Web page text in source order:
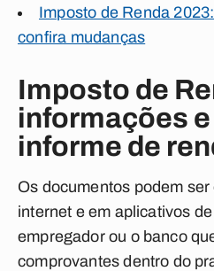
Imposto de Renda
confira mudanças
Imposto de
informações
informe de
Os documentos podem
internet e em aplicativos
empregador ou o banco
comprovantes dentro do